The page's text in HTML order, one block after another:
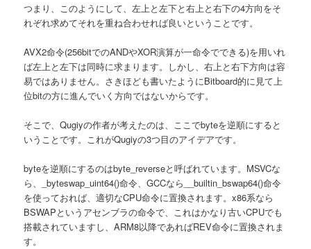
つまり、このようにして、左上と左下と右上と右下の4方向をそ
れぞれ求めてそれを重ね合わせれば良いということです。
AVX2命令(256bitでのANDやXOR演算が一命令でできる)を用いれ
ば左上と左下は同時に求まります。しかし、右上と右下方向は容
易ではありません。さきほども書いたようにBitboard的に見て上
位bitの方に進んでいく方向ではないからです。
そこで、Qugiyの作者が考えたのは、ここでbyteを逆順にすると
いうことです。これがQugiyの3つ目のアイデアです。
byteを逆順にするのはbyte_reverseと呼ばれています。MSVCな
ら、_byteswap_uint64()命令、GCCなら__builtin_bswap64()命令
を使っておれば、適切なCPU命令に置換されます。x86系なら
BSWAPというアセンブラの命令で、これはかなり古いCPUでも
搭載されていますし、ARM8以降であればREV命令に置換されま
す。